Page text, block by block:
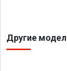
Другие